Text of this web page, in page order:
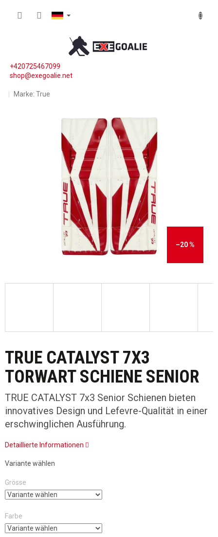
+420725467099
shop@exegoalie.net
Marke: True
–20 %
TRUE CATALYST 7X3
TORWART SCHIENE SENIOR
TRUE CATALYST 7x3 Senior Schienen bieten
innovatives Design und Lefevre-Qualität in einer
erschwinglichen Ausführung.
Detaillierte Informationen
Variante wählen
Grösse
Farbe